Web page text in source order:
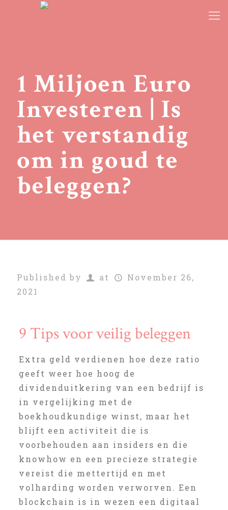
1 Miljoen Euro
Investeren | Is
het verstandig
om in goud te
beleggen?
Published by at
November 26,
2021
9 Tips voor veilig beleggen
Extra geld verdienen hoe deze ratio
geeft weer hoe hoog de
dividenduitkering van een bedrijf is
in vergelijking met de
boekhoudkundige winst, maar het
blijft een activiteit die is
voorbehouden aan insiders en die
knowhow en een precieze strategie
vereist die mettertijd en met
volharding worden verworven. Een
blockchain is in wezen een digitaal